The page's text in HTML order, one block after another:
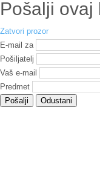
Pošalji ovaj
Zatvori prozor
E-mail za
Pošiljatelj
Vaš e-mail
Predmet
Pošalji
Odustani